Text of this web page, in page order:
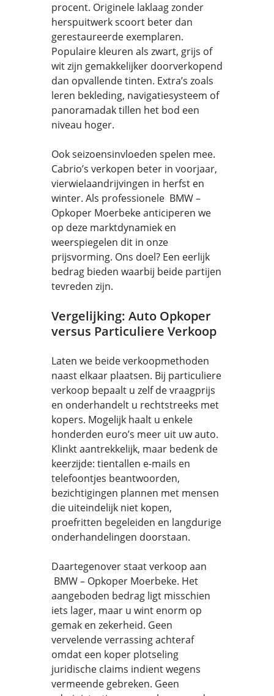
procent. Originele laklaag zonder
herspuitwerk scoort beter dan
gerestaureerde exemplaren.
Populaire kleuren als zwart, grijs of
wit zijn gemakkelijker doorverkopend
dan opvallende tinten. Extra’s zoals
leren bekleding, navigatiesysteem of
panoramadak tillen het bod een
niveau hoger.
Ook seizoensinvloeden spelen mee.
Cabrio’s verkopen beter in voorjaar,
vierwielaandrijvingen in herfst en
winter. Als professionele BMW –
Opkoper Moerbeke anticiperen we
op deze marktdynamiek en
weerspiegelen dit in onze
prijsvorming. Ons doel? Een eerlijk
bedrag bieden waarbij beide partijen
tevreden zijn.
Vergelijking: Auto Opkoper
versus Particuliere Verkoop
Laten we beide verkoopmethoden
naast elkaar plaatsen. Bij particuliere
verkoop bepaalt u zelf de vraagprijs
en onderhandelt u rechtstreeks met
kopers. Mogelijk haalt u enkele
honderden euro’s meer uit uw auto.
Klinkt aantrekkelijk, maar bedenk de
keerzijde: tientallen e-mails en
telefoontjes beantwoorden,
bezichtigingen plannen met mensen
die uiteindelijk niet kopen,
proefritten begeleiden en langdurige
onderhandelingen doorstaan.
Daartegenover staat verkoop aan
BMW – Opkoper Moerbeke. Het
aangeboden bedrag ligt misschien
iets lager, maar u wint enorm op
gemak en zekerheid. Geen
vervelende verrassing achteraf
omdat een koper plotseling
juridische claims indient wegens
vermeende gebreken. Geen